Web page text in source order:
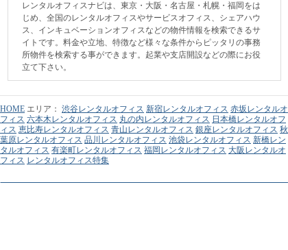
レンタルオフィスナビは、東京・大阪・名古屋・札幌・福岡をは
じめ、全国のレンタルオフィスやサービスオフィス、シェアハウ
ス、インキュベーションオフィスなどの物件情報を検索できるサ
イトです。料金や立地、特徴など様々な条件からピッタリの事務
所物件を検索する事ができます。起業や支店開設などの際にお役
立て下さい。
HOME エリア： 渋谷レンタルオフィス 新宿レンタルオフィス 赤坂レンタルオ
フィス 六本木レンタルオフィス 丸の内レンタルオフィス 日本橋レンタルオフ
ィス 恵比寿レンタルオフィス 青山レンタルオフィス 銀座レンタルオフィス 秋
葉原レンタルオフィス 品川レンタルオフィス 池袋レンタルオフィス 新橋レン
タルオフィス 有楽町レンタルオフィス 福岡レンタルオフィス 大阪レンタルオ
フィス レンタルオフィス特集